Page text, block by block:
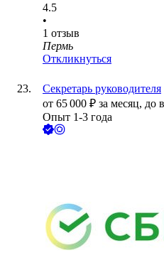
4.5
•
1 отзыв
Пермь
Откликнуться
Секретарь руководителя
от 65 000 ₽ за месяц, до
Опыт 1-3 года